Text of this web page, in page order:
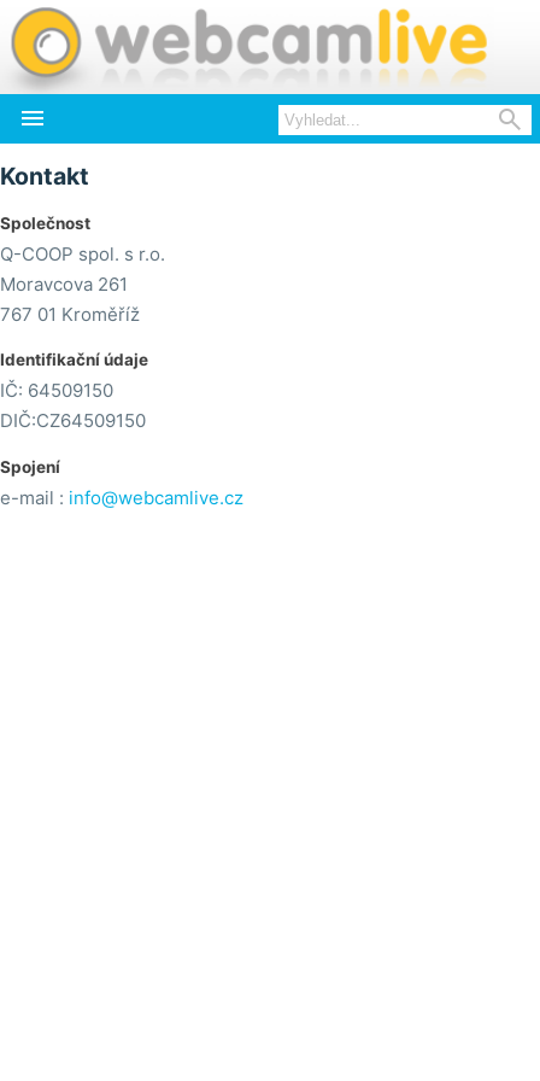
 
Kontakt
Společnost
Q-COOP spol. s r.o.
Moravcova 261
767 01 Kroměříž
Identifikační údaje
IČ: 64509150
DIČ:CZ64509150
Spojení
e-mail : info@webcamlive.cz